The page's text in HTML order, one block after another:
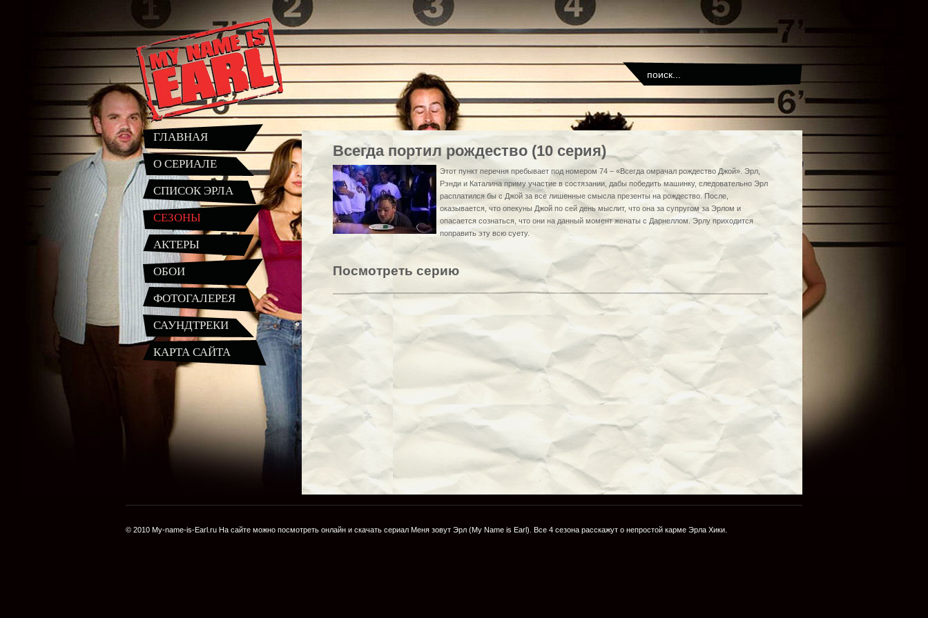
ГЛАВНАЯ
О СЕРИАЛЕ
СПИСОК ЭРЛА
СЕЗОНЫ
АКТЕРЫ
ОБОИ
ФОТОГАЛЕРЕЯ
САУНДТРЕКИ
КАРТА САЙТА
Всегда портил рождество (10 серия)
Этот пункт перечня пребывает под номером 74 – «Всегда омрачал рождество Джой». Эрл,
Рэнди и Каталина приму участие в состязании, дабы победить машинку, следовательно Эрл
расплатился бы с Джой за все лишенные смысла презенты на рождество. После,
оказывается, что опекуны Джой по сей день мыслит, что она за супругом за Эрлом и
опасается сознаться, что они на данный момент женаты с Дарнеллом. Эрлу приходится
поправить эту всю суету.
Посмотреть серию
© 2010 My-name-is-Earl.ru На сайте можно посмотреть онлайн и скачать сериал Меня зовут Эрл (My Name is Earl). Все 4 сезона расскажут о непростой карме Эрла Хики.